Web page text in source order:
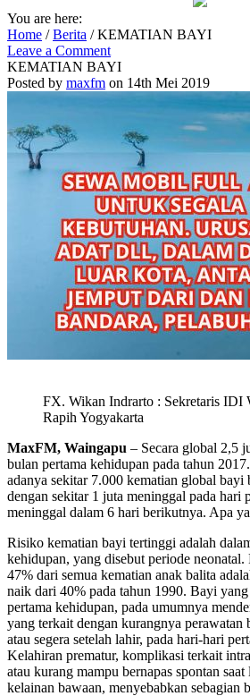
You are here:
Home /Berita /KEMATIAN BAYI
Leave a Comment
KEMATIAN BAYI
Posted by maxfm on 14th Mei 2019
FX. Wikan Indrarto : Sekretaris IDI
Rapih Yogyakarta
MaxFM, Waingapu – Secara global 2,5
bulan pertama kehidupan pada tahun
adanya sekitar 7.000 kematian global bayi
dengan sekitar 1 juta meninggal pada hari
meninggal dalam 6 hari berikutnya. Apa
Risiko kematian bayi tertinggi adalah
kehidupan, yang disebut periode neonatal.
47% dari semua kematian anak balita
naik dari 40% pada tahun 1990. Bayi
pertama kehidupan, pada umumnya
yang terkait dengan kurangnya perawatan
atau segera setelah lahir, pada hari-hari
Kelahiran prematur, komplikasi terkait
atau kurang mampu bernapas spontan
kelainan bawaan, menyebabkan sebagian